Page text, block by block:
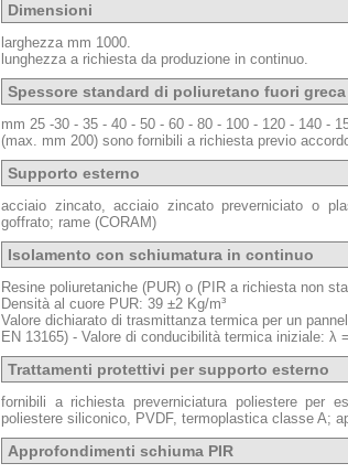
Dimensioni
larghezza mm 1000.
lunghezza a richiesta da produzione in continuo.
Spessore standard di poliuretano fuori greca
mm 25 -30 - 35 - 40 - 50 - 60 - 80 - 100 - 120 - 140 -
(max. mm 200) sono fornibili a richiesta previo
Supporto esterno
acciaio zincato, acciaio zincato preverniciato o
goffrato; rame (CORAM)
Isolamento con schiumatura in continuo
Resine poliuretaniche (PUR) o (PIR a richiesta non
Densità al cuore PUR: 39 ±2 Kg/m³
Valore dichiarato di trasmittanza termica per un
EN 13165) - Valore di conducibilità termica iniziale: λ
Trattamenti protettivi per supporto esterno
fornibili a richiesta preverniciatura poliestere per
poliestere siliconico, PVDF, termoplastica classe A;
Approfondimenti schiuma PIR